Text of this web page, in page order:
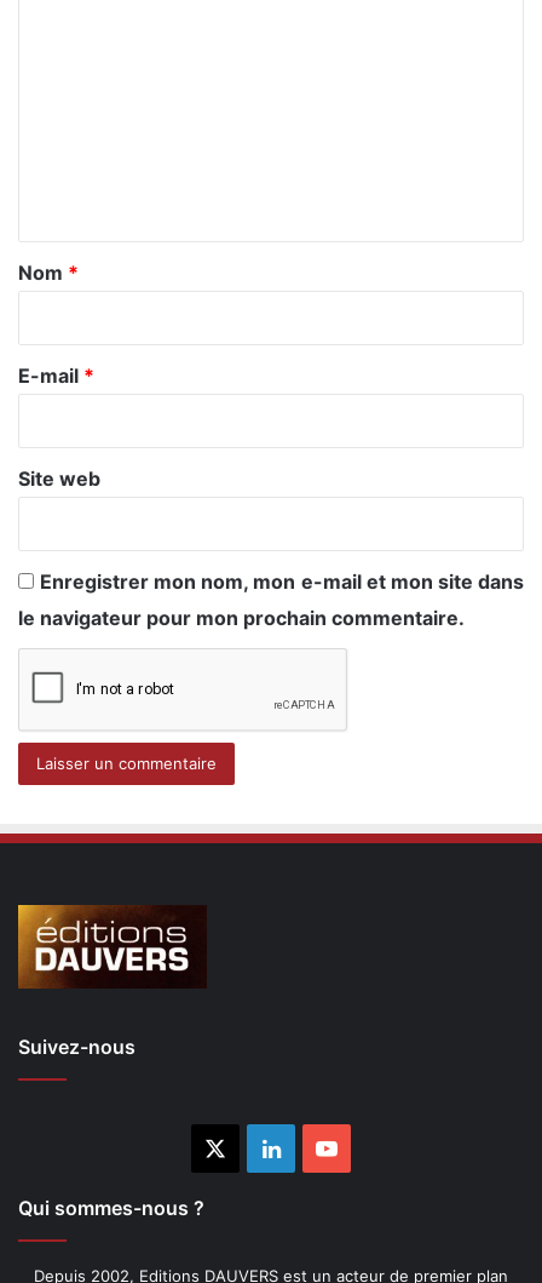
a
e
Nom *
E-mail *
Site web
Enregistrer mon nom, mon e-mail et mon site dans
le navigateur pour mon prochain commentaire.
Suivez-nous
LinkedinYouTube
Qui sommes-nous ?
Depuis 2002, Editions DAUVERS est un acteur de premier plan